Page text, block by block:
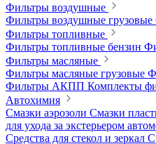
Фильтры воздушные
Фильтры воздушные грузовые
Фильтры топливные
Фильтры топливные бензин
Фильтры масляные
Фильтры масляные грузовые
Фильтры АКПП Комплекты
Автохимия
Смазки аэрозоли Смазки
для ухода за экстерьером
Средства для стекол и зеркал